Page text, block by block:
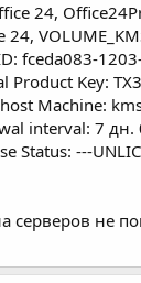
24,
24,
fceda083-
Product Key:
Machine:
interval: 7
Status: ---
серверов не